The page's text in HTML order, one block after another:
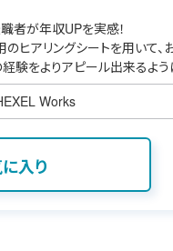
者が年収UPを実感！
ヒアリングシートを用いて、
験をよりアピール出来るよ
Works
入り